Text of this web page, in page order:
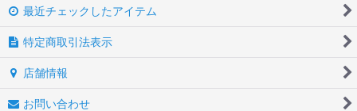
最近チェックしたアイテム
特定商取引法表示
店舗情報
お問い合わせ